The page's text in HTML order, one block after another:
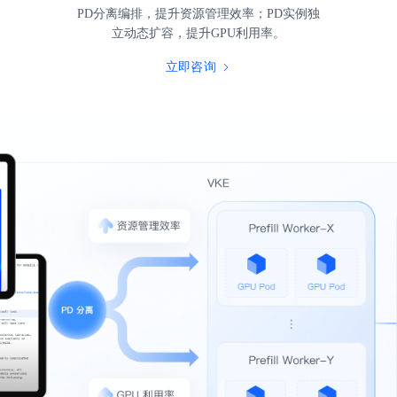
PD分离编排，提升资源管理效率；PD实例独
立动态扩容，提升GPU利用率。
立即咨询